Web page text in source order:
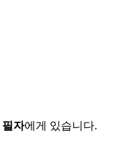
필자에게 있습니다.